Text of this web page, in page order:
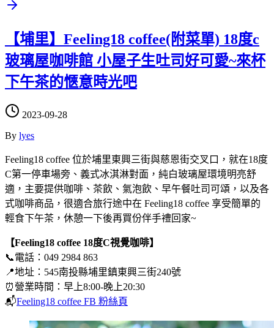
【埔里】Feeling18 coffee(附菜單) 18度c
玻璃屋咖啡館 小屋子生吐司好可愛~來杯
下午茶的愜意時光吧
2023-09-28
By lyes
Feeling18 coffee 位於埔里東興三街與慈恩街交叉口，就在18度
C第一停車場旁、義式冰淇淋對面，純白玻璃屋環境明亮舒
適，主要提供咖啡、茶飲、氣泡飲、早午餐吐司可頌，以及各
式咖啡商品，很適合旅行途中在 Feeling18 coffee 享受簡單的
輕食下午茶，休憩一下後再買份伴手禮回家~
【Feeling18 coffee 18度C視覺咖啡】
📞電話：049 2984 863
📍地址：545南投縣埔里鎮東興三街240號
⏰營業時間：早上8:00-晚上20:30
📬Feeling18 coffee FB 粉絲頁